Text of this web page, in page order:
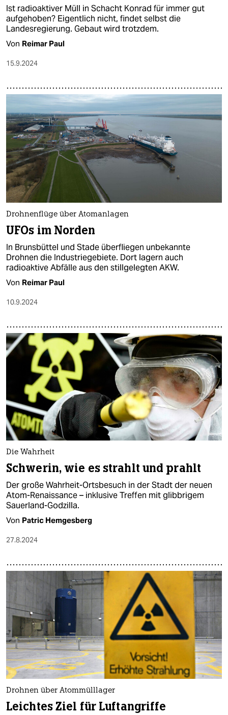
Ist radioaktiver Müll in Schacht Konrad für immer gut
aufgehoben? Eigentlich nicht, findet selbst die
Landesregierung. Gebaut wird trotzdem.
Von Reimar Paul
15.9.2024
Drohnenflüge über Atomanlagen
UFOs im Norden
In Brunsbüttel und Stade überfliegen unbekannte
Drohnen die Industriegebiete. Dort lagern auch
radioaktive Abfälle aus den stillgelegten AKW.
Von Reimar Paul
10.9.2024
Die Wahrheit
Schwerin, wie es strahlt und prahlt
Der große Wahrheit-Ortsbesuch in der Stadt der neuen
Atom-Renaissance – inklusive Treffen mit glibbrigem
Sauerland-Godzilla.
Von Patric Hemgesberg
27.8.2024
Drohnen über Atommülllager
Leichtes Ziel für Luftangriffe